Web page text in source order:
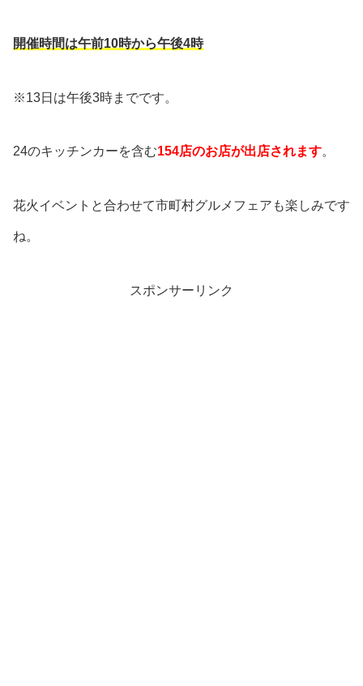
開催時間は午前10時から午後4時
※13日は午後3時までです。
24のキッチンカーを含む154店のお店が出店されます。
花火イベントと合わせて市町村グルメフェアも楽しみです
ね。
スポンサーリンク